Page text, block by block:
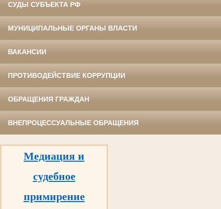
СУДЫ СУБЪЕКТА РФ
МУНИЦИПАЛЬНЫЕ ОРГАНЫ ВЛАСТИ
ВАКАНСИИ
ПРОТИВОДЕЙСТВИЕ КОРРУПЦИИ
ОБРАЩЕНИЯ ГРАЖДАН
ВНЕПРОЦЕССУАЛЬНЫЕ ОБРАЩЕНИЯ
Медиация и
судебное
примирение